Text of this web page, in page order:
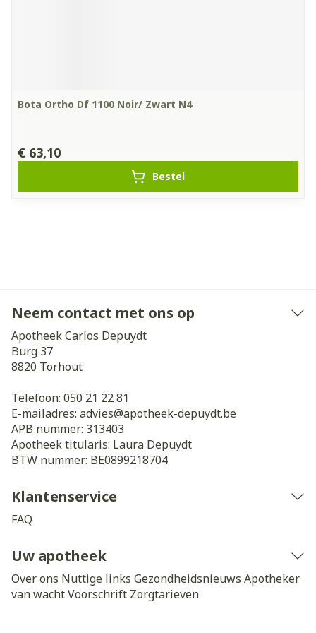
Bota Ortho Df 1100 Noir/ Zwart N4
€ 63,10
Bestel
Neem contact met ons op
Apotheek Carlos Depuydt
Burg 37
8820 Torhout
Telefoon: 050 21 22 81
E-mailadres: advies@apotheek-depuydt.be
APB nummer: 313403
Apotheek titularis: Laura Depuydt
BTW nummer: BE0899218704
Klantenservice
FAQ
Uw apotheek
Over ons Nuttige links Gezondheidsnieuws Apotheker
van wachtVoorschrift Zorgtarieven